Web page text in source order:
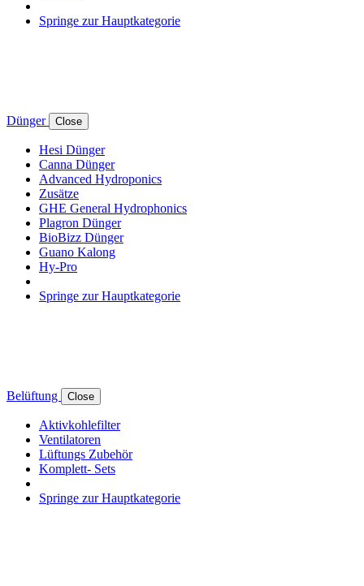
Springe zur Hauptkategorie
Dünger Close
Hesi Dünger
Canna Dünger
Advanced Hydroponics
Zusätze
GHE General Hydrophonics
Plagron Dünger
BioBizz Dünger
Guano Kalong
Hy-Pro
Springe zur Hauptkategorie
Belüftung Close
Aktivkohlefilter
Ventilatoren
Lüftungs Zubehör
Komplett- Sets
Springe zur Hauptkategorie